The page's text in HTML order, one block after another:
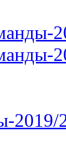
2019/